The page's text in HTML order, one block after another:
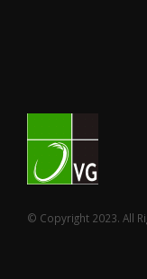
© Copyright 2023. All